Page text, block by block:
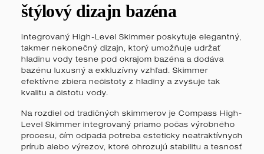
štýlový dizajn bazéna
Integrovaný High-Level Skimmer poskytuje elegantný,
takmer nekonečný dizajn, ktorý umožňuje udržať
hladinu vody tesne pod okrajom bazéna a dodáva
bazénu luxusný a exkluzívny vzhľad. Skimmer
efektívne zbiera nečistoty z hladiny a zvyšuje tak
kvalitu a čistotu vody.
Na rozdiel od tradičných skimmerov je Compass High-
Level Skimmer integrovaný priamo počas výrobného
procesu, čím odpadá potreba esteticky neatraktívnych
prírub alebo výrezov, ktoré ohrozujú stabilitu a tesnosť